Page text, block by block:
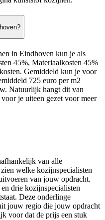
in Eindhoven kun je als
45%, Materiaalkosten 45%
Gemiddeld kun je voor
725 euro per m2
Natuurlijk hangt dit van
je uiteen gezet voor meer
van alle
welke kozijnspecialisten
van jouw opdracht.
drie kozijnspecialisten
Deze onderlinge
jouw regio die jouw opdracht
voor dat de prijs een stuk